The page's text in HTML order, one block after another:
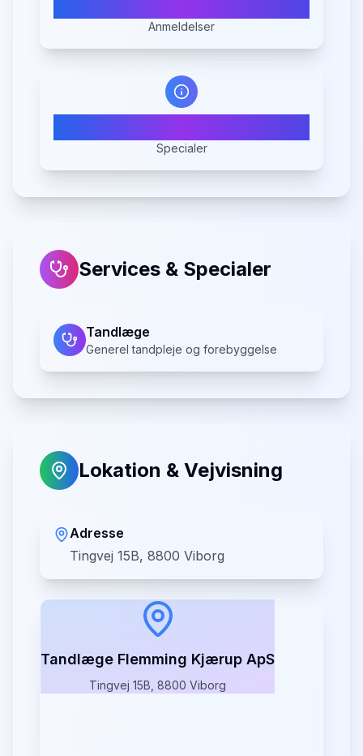
Anmeldelser
Specialer
Services & Specialer
Tandlæge
Generel tandpleje og forebyggelse
Lokation & Vejvisning
Adresse
Tingvej 15B, 8800 Viborg
Tandlæge Flemming Kjærup ApS
Tingvej 15B, 8800 Viborg